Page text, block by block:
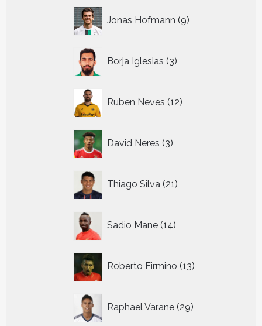
Jonas Hofmann 9
producten
Borja Iglesias 3
producten
Ruben Neves 12
producten
David Neres 3
producten
Thiago Silva 21
producten
Sadio Mane 14
producten
Roberto Firmino 13
producten
Raphael Varane 29
producten